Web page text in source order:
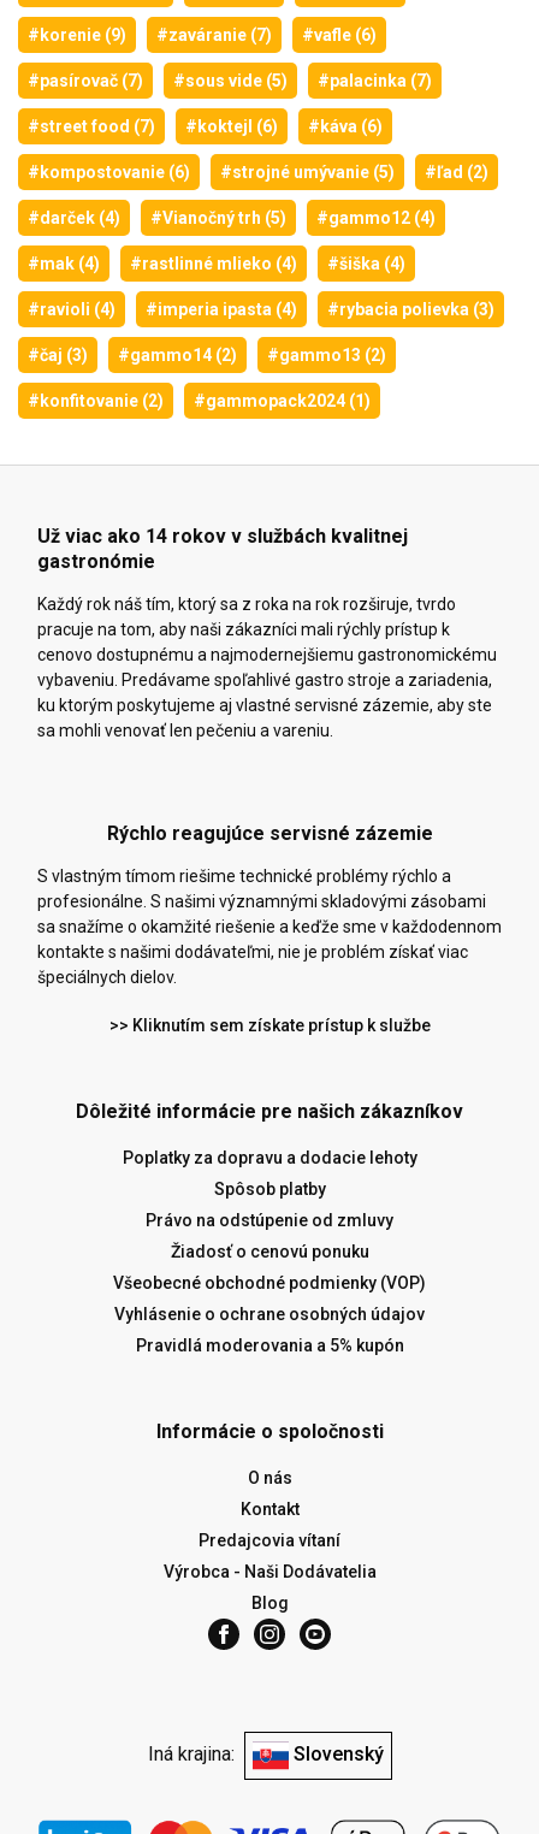
#korenie (9) #zaváranie (7) #vafle (6)
#pasírovač (7) #sous vide (5) #palacinka (7)
#street food (7) #koktejl (6) #káva (6)
#kompostovanie (6) #strojné umývanie (5) #ľad (2)
#darček (4) #Vianočný trh (5) #gammo12 (4)
#mak (4) #rastlinné mlieko (4) #šiška (4)
#ravioli (4) #imperia ipasta (4) #rybacia polievka (3)
#čaj (3) #gammo14 (2) #gammo13 (2)
#konfitovanie (2) #gammopack2024 (1)
Už viac ako 14 rokov v službách kvalitnej
gastronómie
Každý rok náš tím, ktorý sa z roka na rok rozširuje, tvrdo
pracuje na tom, aby naši zákazníci mali rýchly prístup k
cenovo dostupnému a najmodernejšiemu gastronomickému
vybaveniu. Predávame spoľahlivé gastro stroje a zariadenia,
ku ktorým poskytujeme aj vlastné servisné zázemie, aby ste
sa mohli venovať len pečeniu a vareniu.
Rýchlo reagujúce servisné zázemie
S vlastným tímom riešime technické problémy rýchlo a
profesionálne. S našimi významnými skladovými zásobami
sa snažíme o okamžité riešenie a keďže sme v každodennom
kontakte s našimi dodávateľmi, nie je problém získať viac
špeciálnych dielov.
>> Kliknutím sem získate prístup k službe
Dôležité informácie pre našich zákazníkov
Poplatky za dopravu a dodacie lehoty
Spôsob platby
Právo na odstúpenie od zmluvy
Žiadosť o cenovú ponuku
Všeobecné obchodné podmienky (VOP)
Vyhlásenie o ochrane osobných údajov
Pravidlá moderovania a 5% kupón
Informácie o spoločnosti
O nás
Kontakt
Predajcovia vítaní
Výrobca - Naši Dodávatelia
Blog
Iná krajina: Slovenský